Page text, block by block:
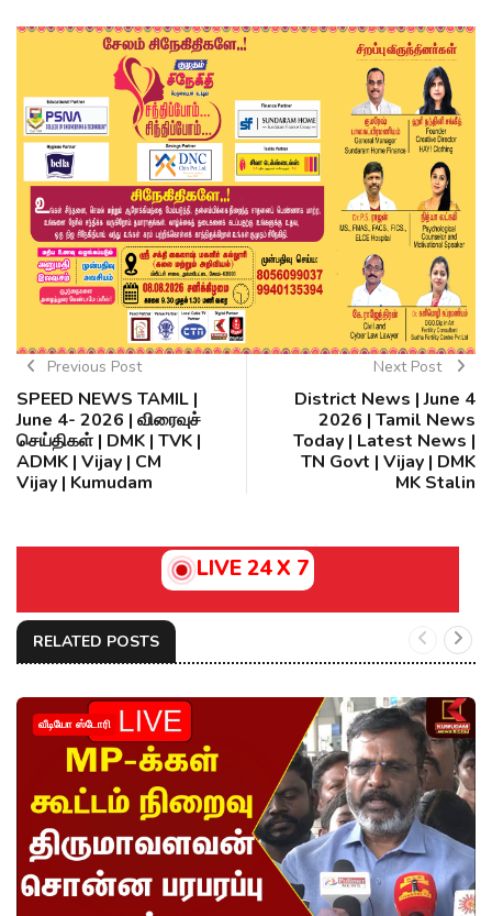
Previous Post
SPEED NEWS TAMIL |
June 4- 2026 | விரைவுச்
செய்திகள் | DMK | TVK |
ADMK | Vijay | CM
Vijay | Kumudam
Next Post
District News | June 4
2026 | Tamil News
Today | Latest News |
TN Govt | Vijay | DMK
MK Stalin
LIVE 24 X 7
RELATED POSTS
வீடியோ ஸ்டோரி